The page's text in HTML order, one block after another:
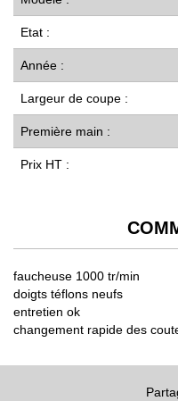
Etat :
Année :
Largeur de coupe :
Première main :
Prix HT :
faucheuse 1000 tr/min
doigts téflons neufs
entretien ok
changement rapide des